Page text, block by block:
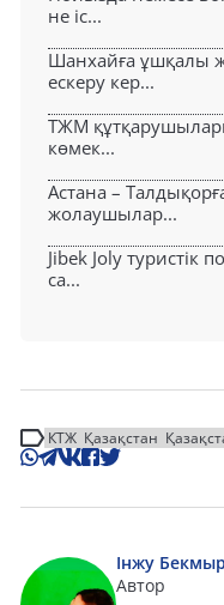
не іс...
Шанхайға ұшқалы
ескеру кер...
ТЖМ
көмек...
Астана –
жолаушылар...
Jibek Joly туристік
са...
КТЖ Қазақстан
Інжу
Автор